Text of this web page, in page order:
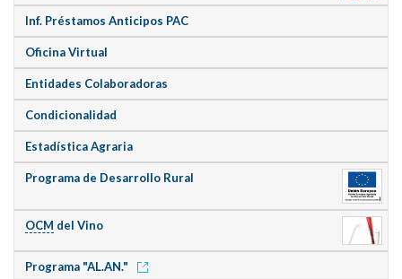
Inf. Préstamos Anticipos PAC
Oficina Virtual
Entidades Colaboradoras
Condicionalidad
Estadística Agraria
Programa de Desarrollo Rural
OCM del Vino
Programa "AL.AN."